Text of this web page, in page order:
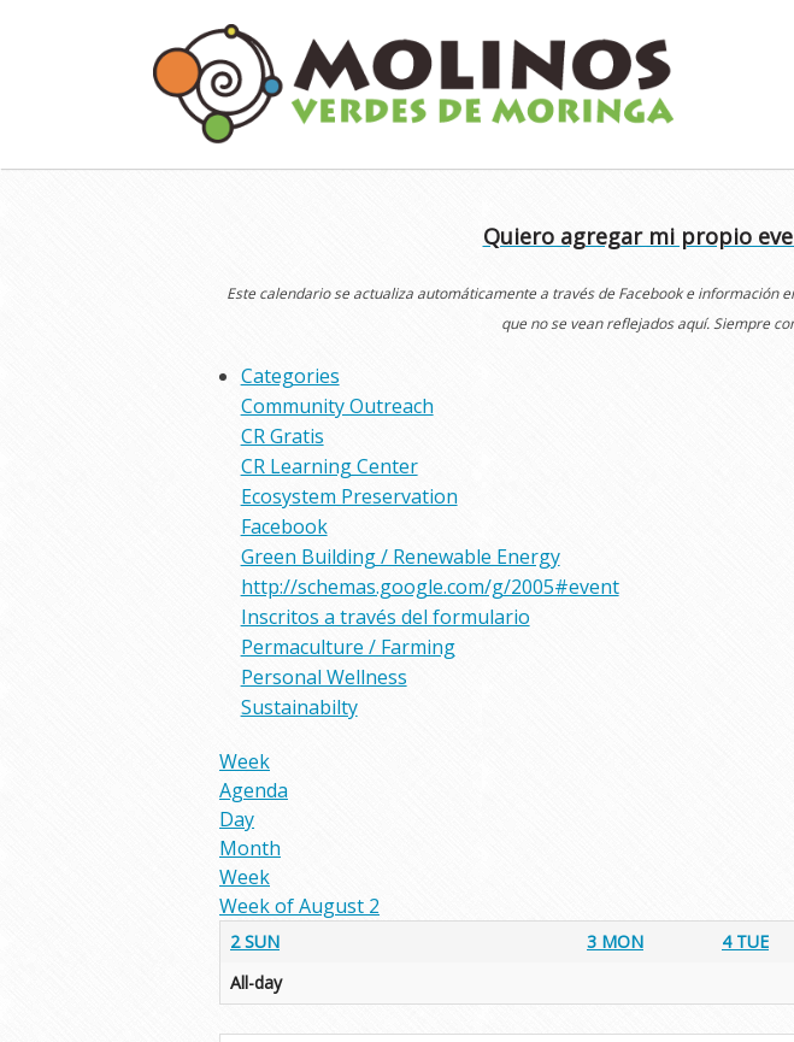
Quiero agregar mi propio
Este calendario se actualiza automáticamente a través de Facebook e
que no se vean reflejados aquí. Siempre
Categories
Community Outreach
CR Gratis
CR Learning Center
Ecosystem Preservation
Facebook
Green Building / Renewable Energy
http://schemas.google.com/g/2005#event
Inscritos a través del formulario
Permaculture / Farming
Personal Wellness
Sustainabilty
Week
Agenda
Day
Month
Week
Week of August 2
2 SUN 3 MON 4 TUE
All-day